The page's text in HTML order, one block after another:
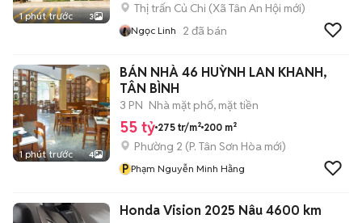
1 phút trước 3
Thị trấn Củ Chi (Xã Tân An Hội mới)
Ngọc Linh 2 đã bán
1 phút trước 4
BÁN NHÀ 46 HUỲNH LAN KHANH,
TÂN BÌNH
3 PN Nhà mặt phố, mặt tiền
55 tỷ 275 tr/m² 200 m²
Phường 2 (P. Tân Sơn Hòa mới)
P Phạm Nguyễn Minh Hằng
Honda Vision 2025 Nâu 4600 km